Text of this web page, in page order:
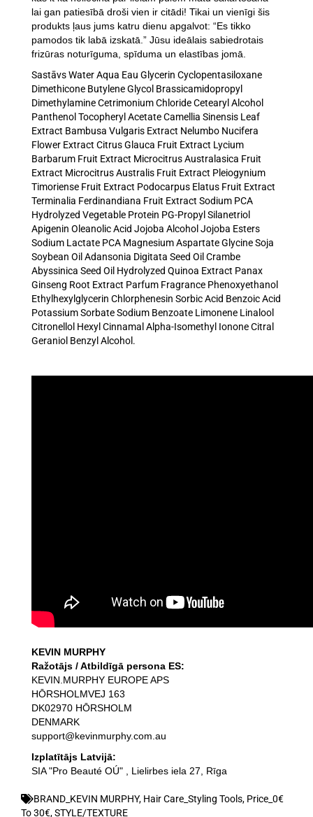
lai gan patiesībā droši vien ir citādi! Tikai un vienīgi šis
produkts ļaus jums katru dienu apgalvot: “Es tikko
pamodos tik labā izskatā.” Jūsu ideālais sabiedrotais
frizūras noturīguma, spīduma un elastības jomā.
SastāvsWater Aqua Eau Glycerin Cyclopentasiloxane
Dimethicone Butylene Glycol Brassicamidopropyl
Dimethylamine Cetrimonium Chloride Cetearyl Alcohol
Panthenol Tocopheryl Acetate Camellia Sinensis Leaf
Extract Bambusa Vulgaris Extract Nelumbo Nucifera
Flower Extract Citrus Glauca Fruit Extract Lycium
Barbarum Fruit Extract Microcitrus Australasica Fruit
Extract Microcitrus Australis Fruit Extract Pleiogynium
Timoriense Fruit Extract Podocarpus Elatus Fruit Extract
Terminalia Ferdinandiana Fruit Extract Sodium PCA
Hydrolyzed Vegetable Protein PG-Propyl Silanetriol
Apigenin Oleanolic Acid Jojoba Alcohol Jojoba Esters
Sodium Lactate PCA Magnesium Aspartate Glycine Soja
Soybean Oil Adansonia Digitata Seed Oil Crambe
Abyssinica Seed Oil Hydrolyzed Quinoa Extract Panax
Ginseng Root Extract Parfum Fragrance Phenoxyethanol
Ethylhexylglycerin Chlorphenesin Sorbic Acid Benzoic Acid
Potassium Sorbate Sodium Benzoate Limonene Linalool
Citronellol Hexyl Cinnamal Alpha-Isomethyl Ionone Citral
Geraniol Benzyl Alcohol .
KEVIN MURPHY
Ražotājs / Atbildīgā persona ES:
KEVIN.MURPHY EUROPE APS
HŌRSHOLMVEJ 163
DK02970 HŌRSHOLM
DENMARK
support@kevinmurphy.com.au
Izplatītājs Latvijā:
SIA "Pro Beauté OÚ" , Lielirbes iela 27, Rīga
BRAND_KEVIN MURPHY, Hair Care_Styling Tools, Price_0€
To 30€,STYLE/TEXTURE